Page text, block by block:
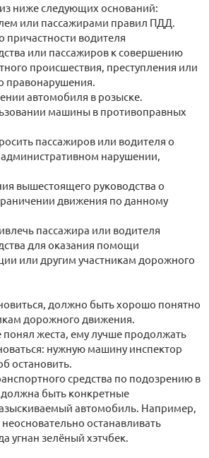
ниже следующих оснований:
или пассажирами правил ПДД.
причастности водителя
или пассажиров к совершению
происшествия, преступления или
правонарушения.
автомобиля в розыске.
машины в противоправных
пассажиров или водителя о
нарушении,
вышестоящего руководства о
движения по данному
пассажира или водителя
для оказания помощи
или другим участникам дорожного
должно быть хорошо понятно
дорожного движения.
понял жеста, ему лучше продолжать
нужную машину инспектор
остановить.
средства по подозрению в
должна быть конкретные
автомобиль. Например,
останавливать
угнан зелёный хэтчбек.